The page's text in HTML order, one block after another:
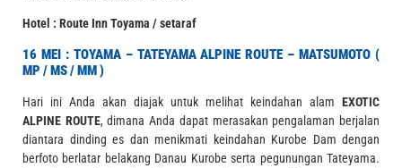
Hotel : Route Inn Toyama / setaraf
16 MEI : TOYAMA – TATEYAMA ALPINE ROUTE – MATSUMOTO (
MP / MS / MM )
Hari ini Anda akan diajak untuk melihat keindahan alam EXOTIC
ALPINE ROUTE, dimana Anda dapat merasakan pengalaman berjalan
diantara dinding es dan menikmati keindahan Kurobe Dam dengan
berfoto berlatar belakang Danau Kurobe serta pegunungan Tateyama.